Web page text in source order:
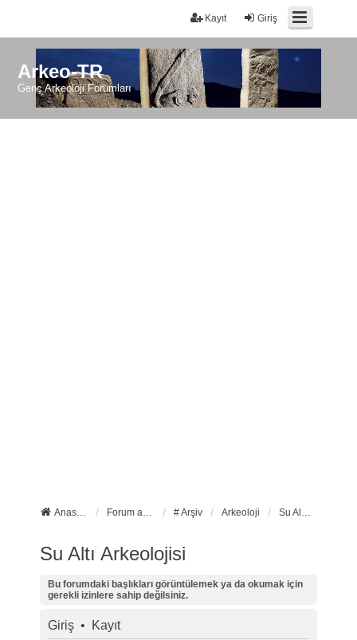
Giriş
Kayıt
Arkeo-TR
Genç Arkeoloji Forumları
Anasayfa Forum ana sayfa # Arşiv Arkeoloji Su Altı Arkeolojisi
Su Altı Arkeolojisi
Bu forumdaki başlıkları görüntülemek ya da okumak için
gerekli izinlere sahip değilsiniz.
Giriş• Kayıt